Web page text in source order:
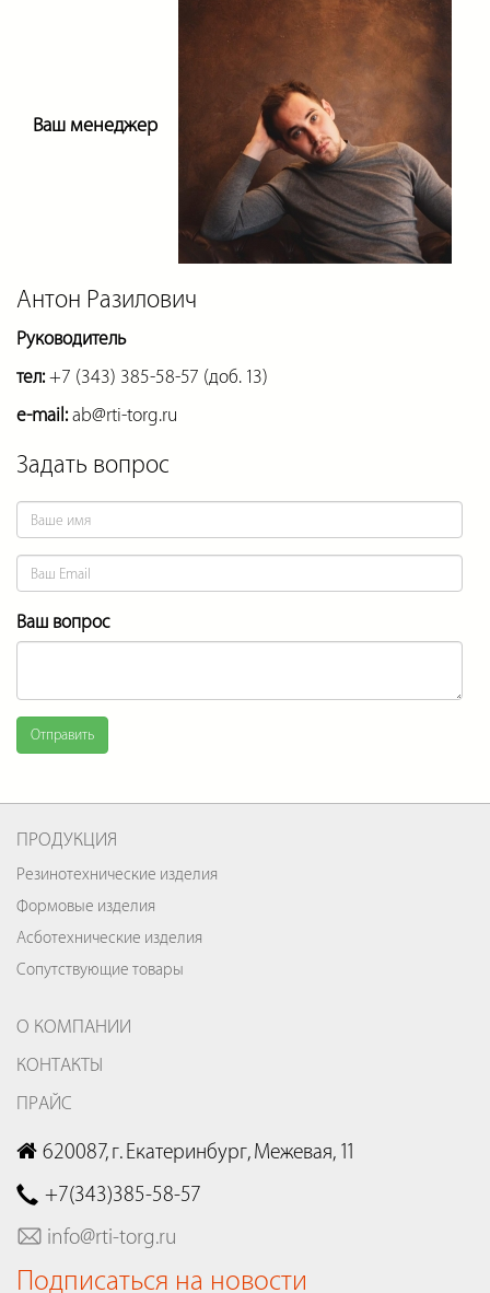
Ваш менеджер
Антон Разилович
Руководитель
тел:+7 (343) 385-58-57 (доб. 13)
e-mail:ab@rti-torg.ru
Задать вопрос
Ваш вопрос
Отправить
ПРОДУКЦИЯ
Резинотехнические изделия
Формовые изделия
Асботехнические изделия
Сопутствующие товары
О КОМПАНИИ
КОНТАКТЫ
ПРАЙС
620087, г. Екатеринбург, Межевая, 11
+7(343)385-58-57
info@rti-torg.ru
Подписаться на новости